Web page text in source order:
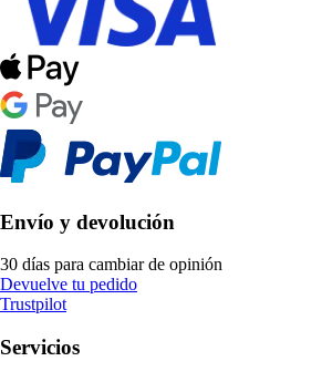
Envío y devolución
30 días para cambiar de opinión
Devuelve tu pedido
Trustpilot
Servicios